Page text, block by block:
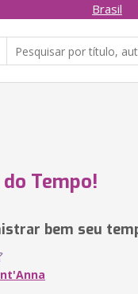
Brasil
Tempo!
bem seu